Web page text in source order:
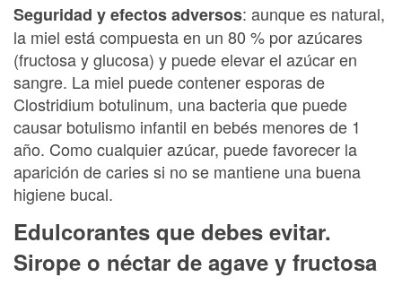
Seguridad y efectos adversos: aunque es natural,
la miel está compuesta en un 80 % por azúcares
(fructosa y glucosa) y puede elevar el azúcar en
sangre. La miel puede contener esporas de
Clostridium botulinum, una bacteria que puede
causar botulismo infantil en bebés menores de 1
año. Como cualquier azúcar, puede favorecer la
aparición de caries si no se mantiene una buena
higiene bucal.
Edulcorantes que debes evitar.
Sirope o néctar de agave y fructosa